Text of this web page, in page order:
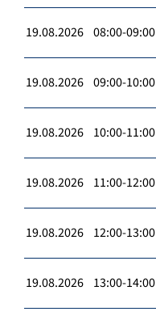
19.08.2026 08:00-09:00
19.08.2026 09:00-10:00
19.08.2026 10:00-11:00
19.08.2026 11:00-12:00
19.08.2026 12:00-13:00
19.08.2026 13:00-14:00